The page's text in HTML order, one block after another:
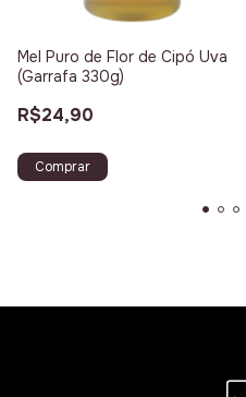
Mel Puro de Flor de Cipó Uva
(Garrafa 330g)
R$24,90